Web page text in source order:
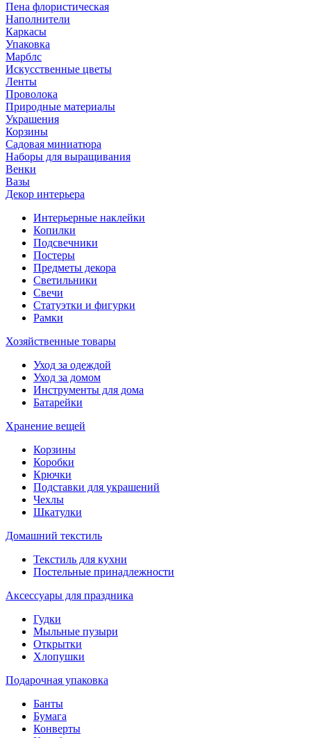
Пена флористическая
Наполнители
Каркасы
Упаковка
Марблс
Искусственные цветы
Ленты
Проволока
Природные материалы
Украшения
Корзины
Садовая миниатюра
Наборы для выращивания
Венки
Вазы
Декор интерьера
Интерьерные наклейки
Копилки
Подсвечники
Постеры
Предметы декора
Светильники
Свечи
Статуэтки и фигурки
Рамки
Хозяйственные товары
Уход за одеждой
Уход за домом
Инструменты для дома
Батарейки
Хранение вещей
Корзины
Коробки
Крючки
Подставки для украшений
Чехлы
Шкатулки
Домашний текстиль
Текстиль для кухни
Постельные принадлежности
Аксессуары для праздника
Гудки
Мыльные пузыри
Открытки
Хлопушки
Подарочная упаковка
Банты
Бумага
Конверты